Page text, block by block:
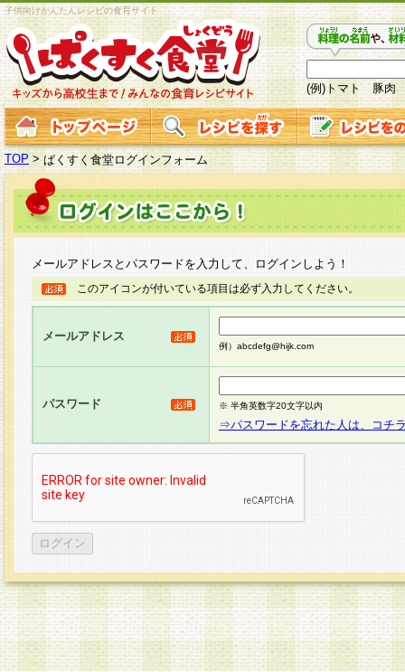
子供向けかんたんレシピの食育サイト
(例)トマト 豚肉
TOP > ぱくすく食堂ログインフォーム
メールアドレスとパスワードを入力して、ログインしよう！
このアイコンが付いている項目は必ず入力してください。
メールアドレス
例）abcdefg@hijk.com
パスワード ※ 半角英数字20文字以内
⇒パスワードを忘れた人は、コチ